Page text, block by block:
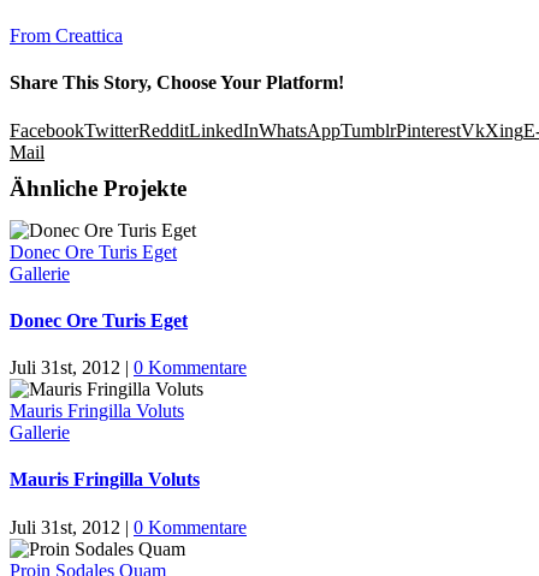
From Creattica
Share This Story, Choose Your Platform!
FacebookTwitterRedditLinkedInWhatsAppTumblrPinterestVkXing
Mail
Ähnliche Projekte
Donec Ore Turis Eget
Gallerie
Donec Ore Turis Eget
Juli 31st, 2012 | 0 Kommentare
Mauris Fringilla Voluts
Gallerie
Mauris Fringilla Voluts
Juli 31st, 2012 | 0 Kommentare
Proin Sodales Quam